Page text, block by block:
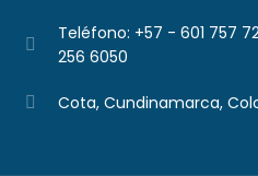
Teléfono: +57 - 601 757 7276 Whatsapp:
256 6050
Cota, Cundinamarca,